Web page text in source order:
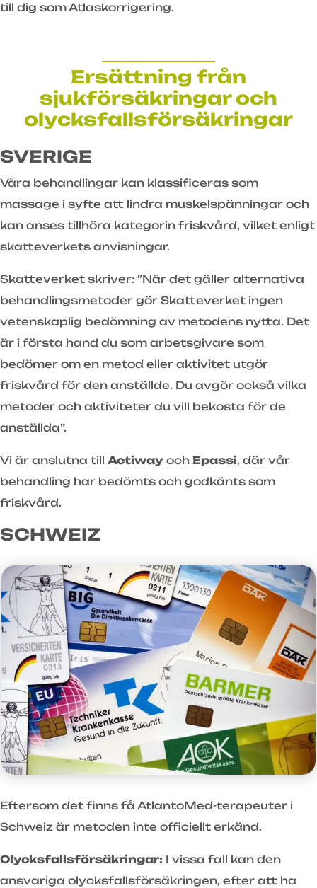
till dig som Atlaskorrigering.
Ersättning från
sjukförsäkringar och
olycksfallsförsäkringar
SVERIGE
Våra behandlingar kan klassificeras som
massage i syfte att lindra muskelspänningar och
kan anses tillhöra kategorin friskvård, vilket enligt
skatteverkets anvisningar.
Skatteverket skriver: ”När det gäller alternativa
behandlingsmetoder gör Skatteverket ingen
vetenskaplig bedömning av metodens nytta. Det
är i första hand du som arbetsgivare som
bedömer om en metod eller aktivitet utgör
friskvård för den anställde. Du avgör också vilka
metoder och aktiviteter du vill bekosta för de
anställda”.
Vi är anslutna till Actiway och Epassi, där vår
behandling har bedömts och godkänts som
friskvård.
SCHWEIZ
Eftersom det finns få AtlantoMed-terapeuter i
Schweiz är metoden inte officiellt erkänd.
Olycksfallsförsäkringar: I vissa fall kan den
ansvariga olycksfallsförsäkringen, efter att ha